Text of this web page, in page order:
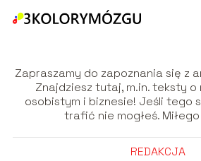
Zapraszamy do zapoznania się z
Znajdziesz tutaj, m.in. teksty o
osobistym i biznesie! Jeśli tego
trafić nie mogłeś.
REDAKCJA